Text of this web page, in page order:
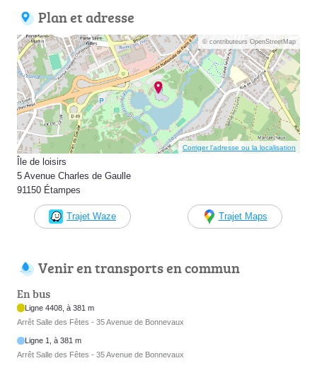
Plan et adresse
© contributeurs OpenStreetMap
Corriger l’adresse ou la localisation
Île de loisirs
5 Avenue Charles de Gaulle
91150 Étampes
Trajet Waze Trajet Maps
Venir en transports en commun
En bus
Ligne 4408, à 381 m
Arrêt Salle des Fêtes - 35 Avenue de Bonnevaux
Ligne 1, à 381 m
Arrêt Salle des Fêtes - 35 Avenue de Bonnevaux